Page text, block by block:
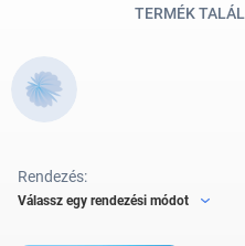
TERMÉK
Rendezés:
Válassz egy rendezési módot